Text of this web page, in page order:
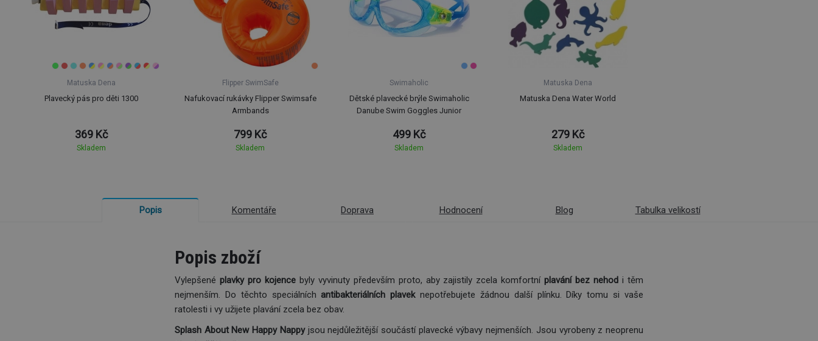
Matuska Dena
Plavecký pás pro děti 1300
369 Kč
Skladem
Flipper SwimSafe
Nafukovací rukávky Flipper Swimsafe
Armbands
799 Kč
Skladem
Swimaholic
Dětské plavecké brýle Swimaholic
Danube Swim Goggles Junior
499 Kč
Skladem
Matuska Dena
Matuska Dena Water World
279 Kč
Skladem
Popis Komentáře Doprava Hodnocení Blog Tabulka velikostí
Popis zboží
Vylepšené plavky pro kojencebyly vyvinuty především proto, aby zajistily zcela komfortníplavání bez nehod i těm
nejmenším. Do těchto speciálníchantibakteriálních plaveknepotřebujete žádnou další plínku. Díky tomu si vaše
ratolesti i vy užijete plavání zcela bez obav.
Splash About New Happy Nappyjsou nejdůležitější součástí plavecké výbavy nejmenších. Jsou vyrobeny z neoprenu